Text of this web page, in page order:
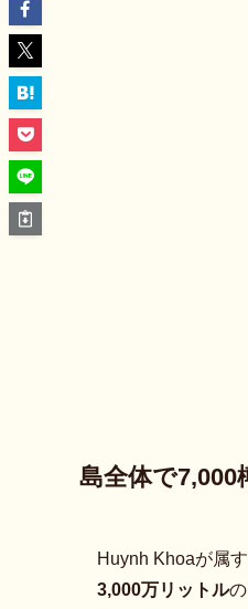
島全体で7,000
Huynh Khoaが属
3,000万リットル